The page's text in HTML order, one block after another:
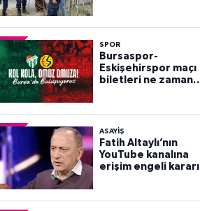
SPOR
Bursaspor-
Eskişehirspor maçı
biletleri ne zaman
ASAYİŞ
Fatih Altaylı’nın
YouTube kanalına
erişim engeli kararı